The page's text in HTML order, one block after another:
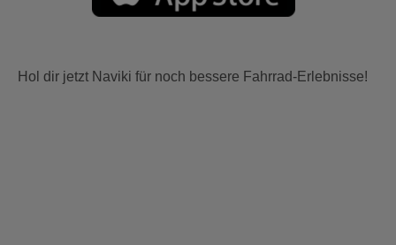
Hol dir jetzt Naviki für noch bessere Fahrrad-Erlebnisse!